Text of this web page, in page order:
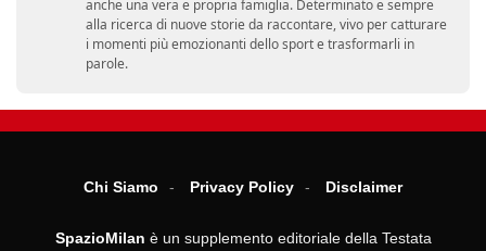
anche una vera e propria famiglia. Determinato e sempre
alla ricerca di nuove storie da raccontare, vivo per catturare
i momenti più emozionanti dello sport e trasformarli in
parole.
Chi Siamo Privacy Policy Disclaimer
SpazioMilan è un supplemento editoriale della Testata